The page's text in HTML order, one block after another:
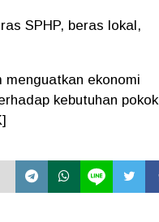
SPHP, beras lokal,
ekonomi
kebutuhan pokok